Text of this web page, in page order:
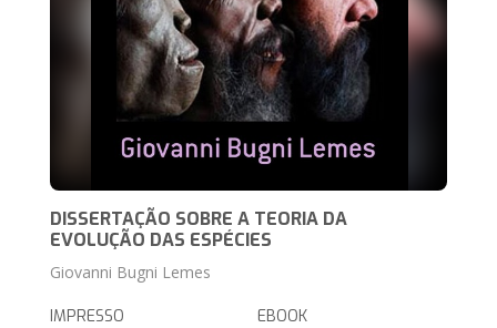
DISSERTAÇÃO SOBRE A TEORIA DA
EVOLUÇÃO DAS ESPÉCIES
Giovanni Bugni Lemes
IMPRESSO EBOOK